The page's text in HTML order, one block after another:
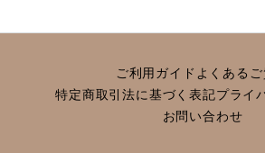
ご利用ガイド よくあるご
特定商取引法に基づく表記プライ
お問い合わせ